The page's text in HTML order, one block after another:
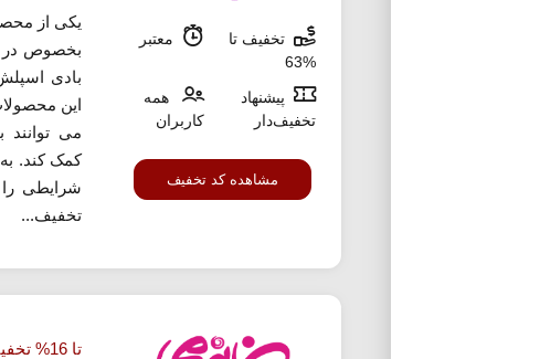
تخفیف تا
%63
معتبر
پیشنهاد
تخفیف‌دار
همه
کاربران
مشاهده کد تخفیف
یکی از
بخصوص در
بادی
این
می توانند
کمک کند.
شرایطی را
تخفیف...
تا 16% تخفیف خرید دستمال و پنبه خانومی